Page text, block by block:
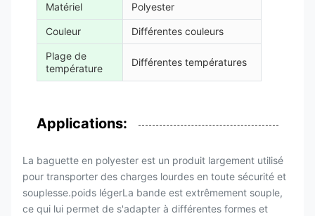
Matériel Polyester
Couleur Différentes couleurs
Plage de
température
Différentes températures
Applications:
La baguette en polyester est un produit largement utilisé
pour transporter des charges lourdes en toute sécurité et
souplesse.poids légerLa bande est extrêmement souple,
ce qui lui permet de s'adapter à différentes formes et